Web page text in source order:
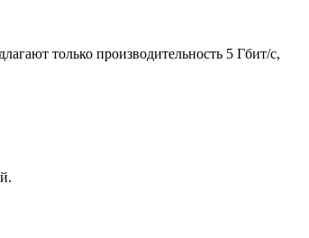
только производительность 5 Гбит/с,